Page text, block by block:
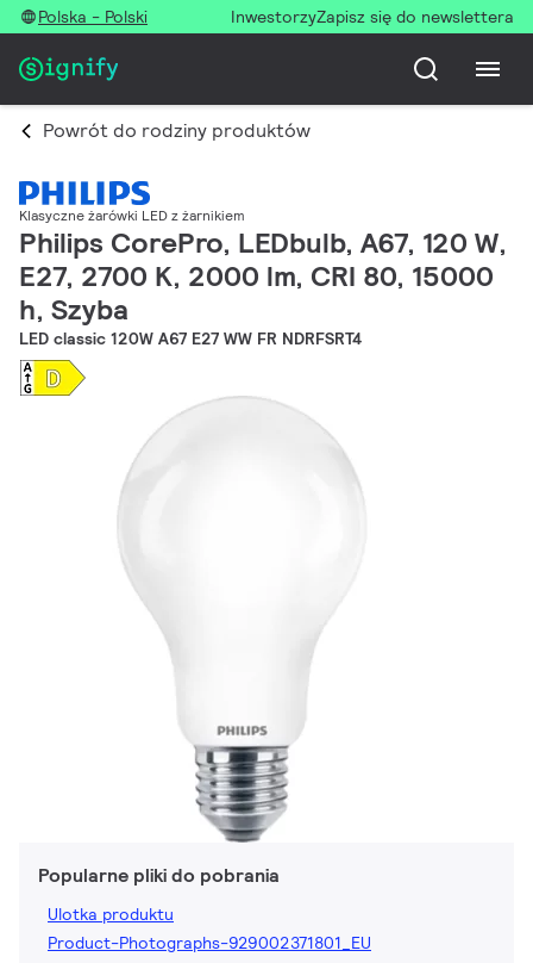
Polska - Polski InwestorzyZapisz się do newslettera
Powrót do rodziny produktów
Klasyczne żarówki LED z żarnikiem
Philips CorePro, LEDbulb, A67, 120 W,
E27, 2700 K, 2000 lm, CRI 80, 15000
h, Szyba
LED classic 120W A67 E27 WW FR NDRFSRT4
Popularne pliki do pobrania
Ulotka produktu
Product-Photographs-929002371801_EU